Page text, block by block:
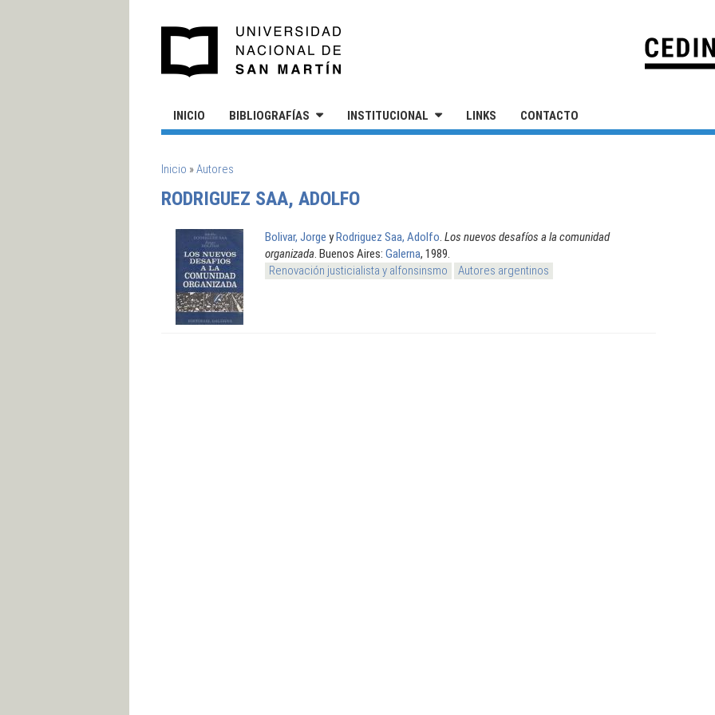
INICIO BIBLIOGRAFÍAS INSTITUCIONAL LINKS CONTACTO
SE ENCUENTRA USTED AQUÍ
Inicio »Autores
RODRIGUEZ SAA, ADOLFO
Bolivar, Jorge yRodriguez Saa, Adolfo Los nuevos desafíos a la comunidad
organizada . Buenos Aires: Galerna, 1989.
Renovación justicialista y alfonsinsmo
Autores argentinos